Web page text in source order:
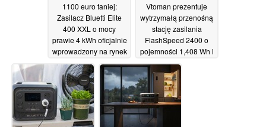
1100 euro taniej:
Zasilacz Bluetti Elite
400 XXL o mocy
prawie 4 kWh oficjalnie
wprowadzony na rynek
09/04/2026
Vtoman prezentuje
wytrzymałą przenośną
stację zasilania
FlashSpeed 2400 o
pojemności 1,408 Wh i
rabat startowy